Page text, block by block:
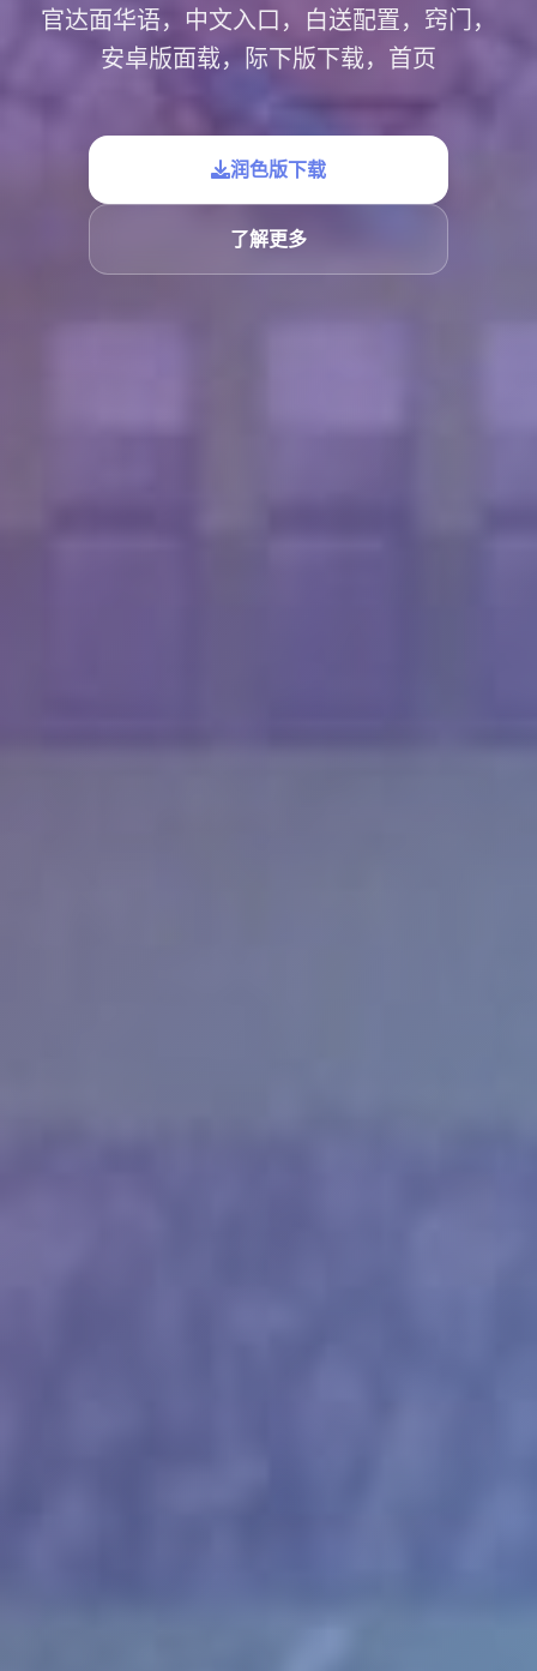
官达面华语，中文入口，白送配置，窍门，
安卓版面载，际下版下载，首页
润色版下载
了解更多